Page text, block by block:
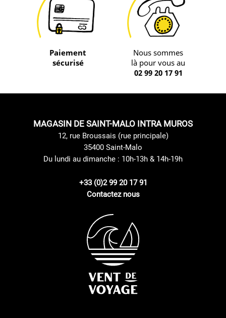
Paiement
sécurisé
Nous sommes
là pour vous au
02 99 20 17 91
MAGASIN DE SAINT-MALO INTRA MUROS
12, rue Broussais (rue principale)
35400 Saint-Malo
Du lundi au dimanche : 10h-13h & 14h-19h
+33 (0)2 99 20 17 91
Contactez nous